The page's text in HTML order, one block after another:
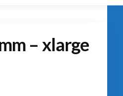
– xlarge